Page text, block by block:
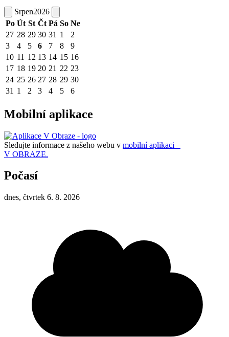
Srpen2026
Po Út St Čt Pá So Ne
27 28 29 30 31 1
2
3
4 5 6 7 8
9
10 11 12 13 14 15 16
17 18 19 20 21 22 23
24 25 26 27 28 29 30
31 1 2 3 4 5 6
Mobilní aplikace
Sledujte informace z našeho webu v mobilní aplikaci –
V OBRAZE.
Počasí
dnes, čtvrtek 6. 8. 2026